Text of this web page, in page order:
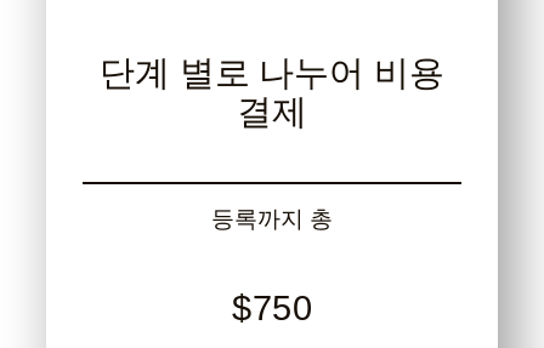
단계 별로 나누어 비용
결제
등록까지 총
$750